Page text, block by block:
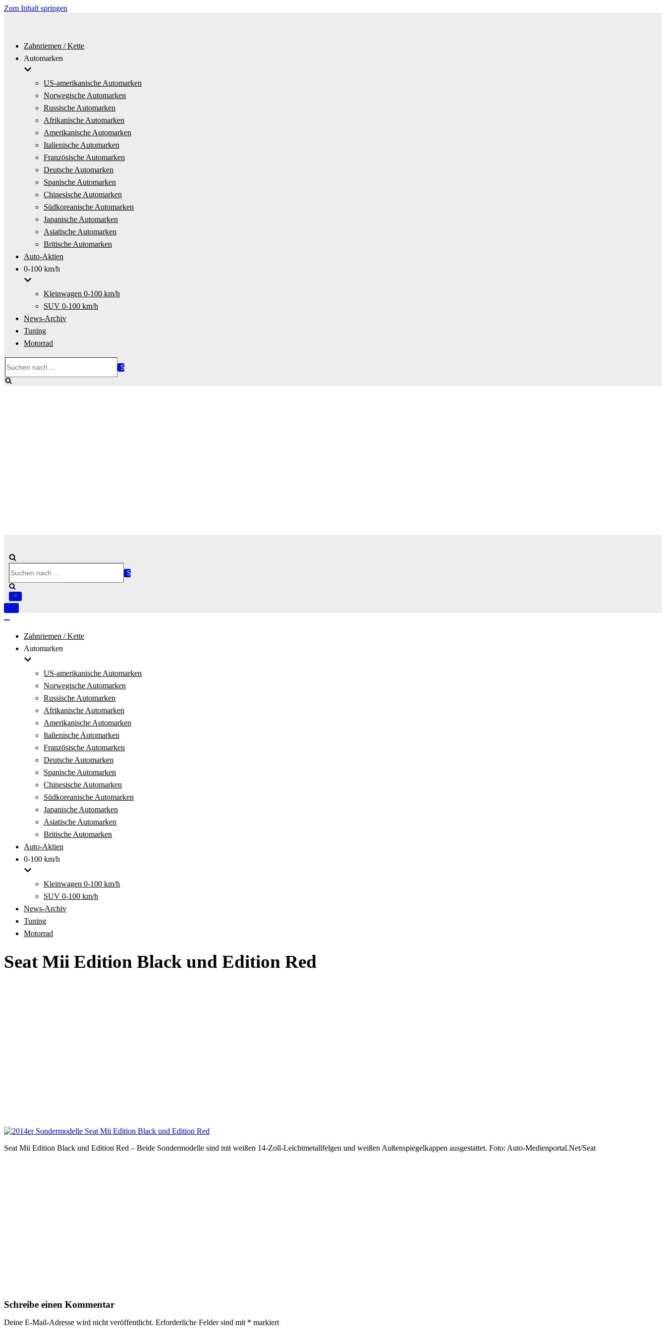
Zum Inhalt springen
Zahnriemen / Kette
Automarken
US-amerikanische Automarken
Norwegische Automarken
Russische Automarken
Afrikanische Automarken
Amerikanische Automarken
Italienische Automarken
Französische Automarken
Deutsche Automarken
Spanische Automarken
Chinesische Automarken
Südkoreanische Automarken
Japanische Automarken
Asiatische Automarken
Britische Automarken
Auto-Aktien
0-100 km/h
Kleinwagen 0-100 km/h
SUV 0-100 km/h
News-Archiv
Tuning
Motorrad
nach …
nach …
Navigation
Zahnriemen / Kette
Automarken
US-amerikanische Automarken
Norwegische Automarken
Russische Automarken
Afrikanische Automarken
Amerikanische Automarken
Italienische Automarken
Französische Automarken
Deutsche Automarken
Spanische Automarken
Chinesische Automarken
Südkoreanische Automarken
Japanische Automarken
Asiatische Automarken
Britische Automarken
Auto-Aktien
0-100 km/h
Kleinwagen 0-100 km/h
SUV 0-100 km/h
News-Archiv
Tuning
Motorrad
Seat Mii Edition Black und Edition Red
Seat Mii Edition Black und Edition Red – Beide Sondermodelle sind mit weißen 14-Zoll-Leichtmetallfelgen und weißen Außenspiegelkappen ausgestattet. Foto: Auto-Medienportal.Net/Seat
Schreibe einen Kommentar
Deine E-Mail-Adresse wird nicht veröffentlicht. Erforderliche Felder sind mit * markiert